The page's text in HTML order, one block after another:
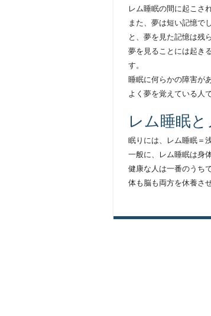
レム睡眠の間に起こさ
また、夢は短い記憶で
と、夢を見た記憶は残
夢を見ることには起き
す。
睡眠に何らかの障害が
よく夢を覚えている人
レム睡眠
眠りには、レム睡眠＝
一般に、レム睡眠は身
健康な人は一番のうち
体も脳も両方を休養さ